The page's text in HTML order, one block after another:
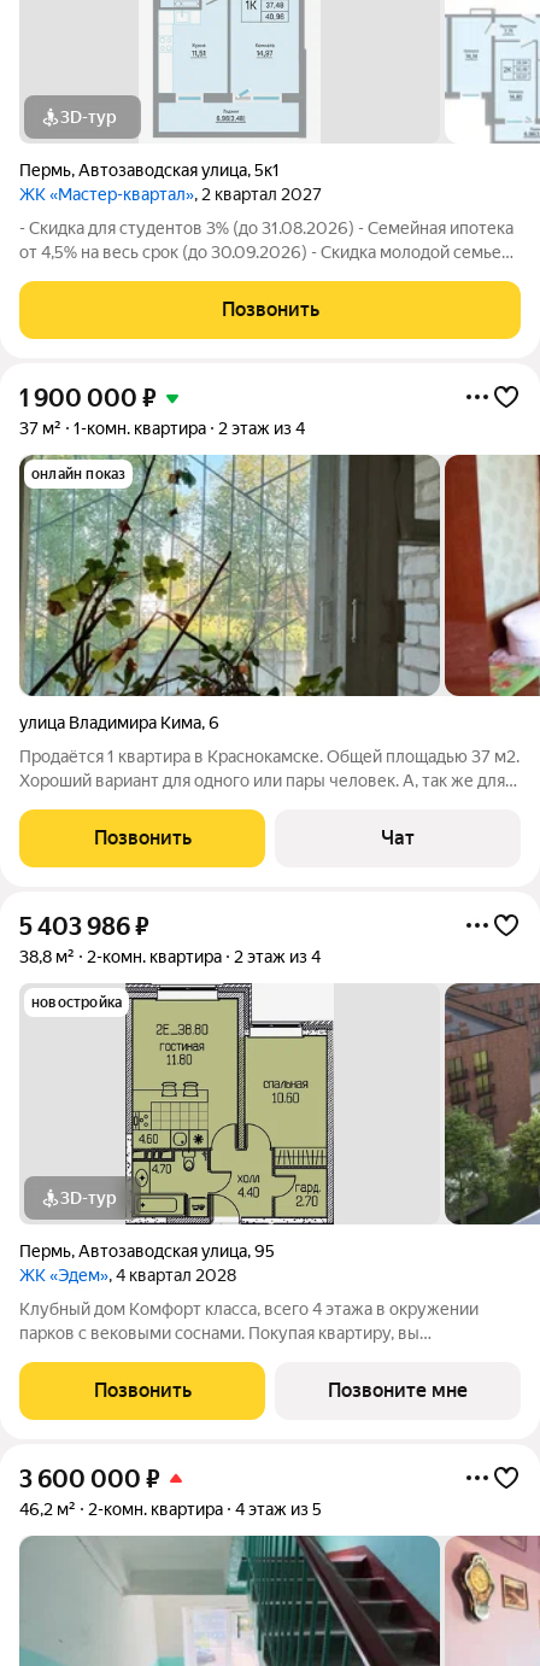
3D-тур
Пермь,Автозаводская улица,5к1
ЖК «Мастер-квартал», 2 квартал 2027
- Скидка для студентов 3% (до 31.08.2026) - Семейная ипотека
от 4,5% на весь срок (до 30.09.2026) - Скидка молодой семье
31.08.2026) - Материнский и жилищный сертификаты - Скидка
3%
Позвонить
1 900 000 ₽
37 м² 1-комн. квартира 2 этаж из 4
онлайн показ
улица Владимира Кима,6
Продаётся 1 квартира в Краснокамске. Общей площадью 37 м2.
Хороший вариант для одного или пары человек. А, так же для
шаговой доступности вся инфраструктура. От остановки КИМ
ехать одну остановку
Позвонить Чат
5 403 986₽
38,8 м² 2-комн. квартира 2 этаж из 4
новостройка
3D-тур
Пермь,Автозаводская улица,95
ЖК «Эдем», 4 квартал 2028
Клубный дом Комфорт класса, всего 4 этажа в окружении
парков с вековыми соснами. Покупая квартиру, вы
кладовые для хранения. Лифты, Газовая котельная, Усиленная
шумоизоляция, Видеонаблюдение,
Позвонить Позвоните мне
3 600 000 ₽
46,2 м² 2-комн. квартира 4 этаж из 5